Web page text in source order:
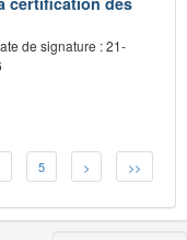
de signature : 21-
5 > >>